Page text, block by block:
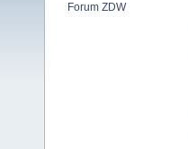
Forum ZDW